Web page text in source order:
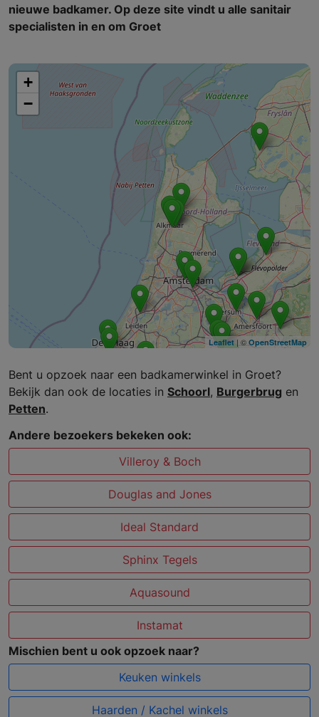
nieuwe badkamer. Op deze site vindt u alle sanitair
specialisten in en om Groet
+
−
Leaflet | © OpenStreetMap
Bent u opzoek naar een badkamerwinkel in Groet?
Bekijk dan ook de locaties in Schoorl, Burgerbrug en
Petten.
Andere bezoekers bekeken ook:
Villeroy & Boch
Douglas and Jones
Ideal Standard
Sphinx Tegels
Aquasound
Instamat
Mischien bent u ook opzoek naar?
Keuken winkels
Haarden / Kachel winkels